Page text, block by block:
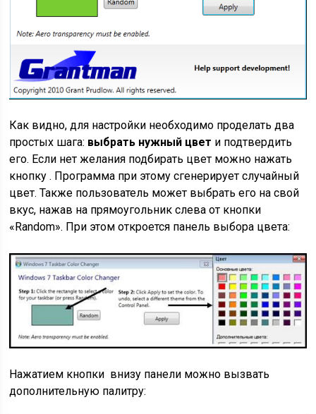
Как видно, для настройки необходимо проделать два
простых шага: выбрать нужный цвет и подтвердить
его. Если нет желания подбирать цвет можно нажать
кнопку . Программа при этому сгенерирует случайный
цвет. Также пользователь может выбрать его на свой
вкус, нажав на прямоугольник слева от кнопки
«Random». При этом откроется панель выбора цвета:
Нажатием кнопки внизу панели можно вызвать
дополнительную палитру: